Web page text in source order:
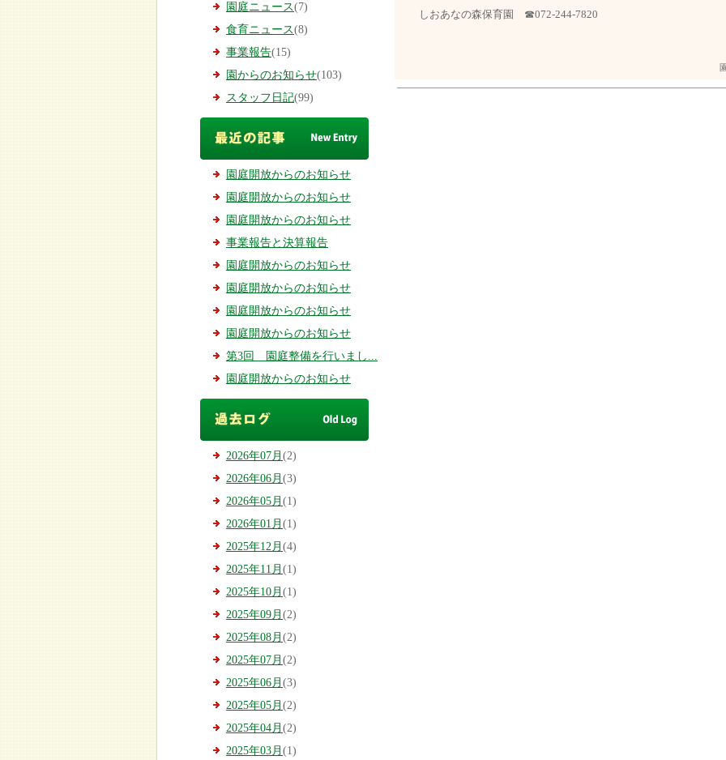
園庭ニュース(7)
食育ニュース(8)
事業報告(15)
園からのお知らせ(103)
スタッフ日記(99)
園庭開放からのお知らせ
園庭開放からのお知らせ
園庭開放からのお知らせ
事業報告と決算報告
園庭開放からのお知らせ
園庭開放からのお知らせ
園庭開放からのお知らせ
園庭開放からのお知らせ
第3回 園庭整備を行いまし...
園庭開放からのお知らせ
2026年07月 (2)
2026年06月 (3)
2026年05月 (1)
2026年01月 (1)
2025年12月 (4)
2025年11月 (1)
2025年10月 (1)
2025年09月 (2)
2025年08月 (2)
2025年07月 (2)
2025年06月 (3)
2025年05月 (2)
2025年04月 (2)
2025年03月 (1)
しおあなの森保育園 ☎072-244-7820